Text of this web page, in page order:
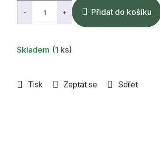
Skladem (1 ks)
Přidat do košíku
Tisk Zeptat se Sdílet